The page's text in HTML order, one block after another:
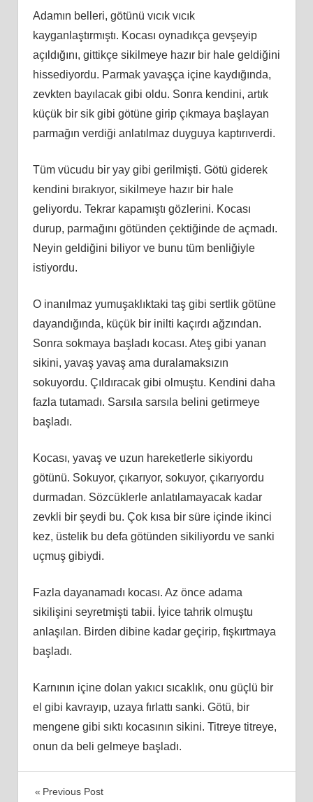
Adamın belleri, götünü vıcık vıcık
kayganlaştırmıştı. Kocası oynadıkça gevşeyip
açıldığını, gittikçe sikilmeye hazır bir hale geldiğini
hissediyordu. Parmak yavaşça içine kaydığında,
zevkten bayılacak gibi oldu. Sonra kendini, artık
küçük bir sik gibi götüne girip çıkmaya başlayan
parmağın verdiği anlatılmaz duyguya kaptırıverdi.
Tüm vücudu bir yay gibi gerilmişti. Götü giderek
kendini bırakıyor, sikilmeye hazır bir hale
geliyordu. Tekrar kapamıştı gözlerini. Kocası
durup, parmağını götünden çektiğinde de açmadı.
Neyin geldiğini biliyor ve bunu tüm benliğiyle
istiyordu.
O inanılmaz yumuşaklıktaki taş gibi sertlik götüne
dayandığında, küçük bir inilti kaçırdı ağzından.
Sonra sokmaya başladı kocası. Ateş gibi yanan
sikini, yavaş yavaş ama duralamaksızın
sokuyordu. Çıldıracak gibi olmuştu. Kendini daha
fazla tutamadı. Sarsıla sarsıla belini getirmeye
başladı.
Kocası, yavaş ve uzun hareketlerle sikiyordu
götünü. Sokuyor, çıkarıyor, sokuyor, çıkarıyordu
durmadan. Sözcüklerle anlatılamayacak kadar
zevkli bir şeydi bu. Çok kısa bir süre içinde ikinci
kez, üstelik bu defa götünden sikiliyordu ve sanki
uçmuş gibiydi.
Fazla dayanamadı kocası. Az önce adama
sikilişini seyretmişti tabii. İyice tahrik olmuştu
anlaşılan. Birden dibine kadar geçirip, fışkırtmaya
başladı.
Karnının içine dolan yakıcı sıcaklık, onu güçlü bir
el gibi kavrayıp, uzaya fırlattı sanki. Götü, bir
mengene gibi sıktı kocasının sikini. Titreye titreye,
onun da beli gelmeye başladı.
Yazı
Previous Post